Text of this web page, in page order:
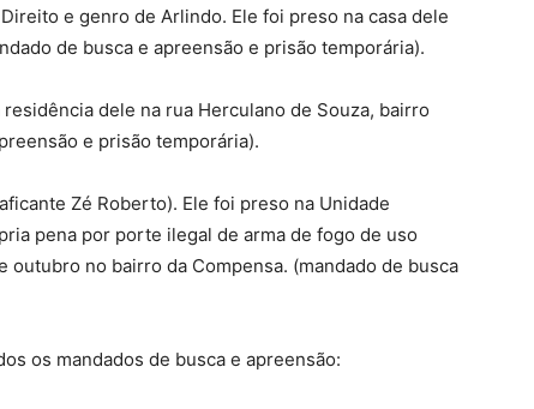
e genro de Arlindo. Ele foi preso na casa dele
de busca e apreensão e prisão temporária).
dele na rua Herculano de Souza, bairro
e prisão temporária).
Zé Roberto). Ele foi preso na Unidade
pena por porte ilegal de arma de fogo de uso
no bairro da Compensa. (mandado de busca
os mandados de busca e apreensão: